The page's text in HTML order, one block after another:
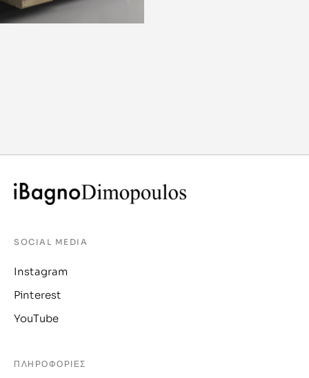
SOCIAL MEDIA
Instagram
Pinterest
YouTube
ΠΛΗΡΟΦΟΡΙΕΣ